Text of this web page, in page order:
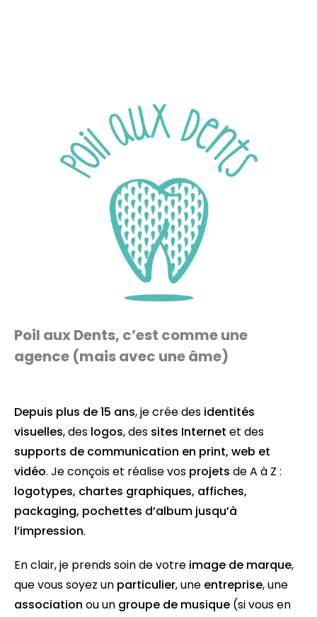
Poil aux Dents, c’est comme une
agence (mais avec une âme)
Depuis plus de 15 ans, je crée des identités
visuelles, des logos, des sites Internet et des
supports de communication en print, web et
vidéo. Je conçois et réalise vos projets de A à Z :
logotypes, chartes graphiques, affiches,
packaging, pochettes d’album jusqu’à
l’impression.
En clair, je prends soin de votre image de marque,
que vous soyez un particulier, une entreprise, une
association ou un groupe de musique (si vous en